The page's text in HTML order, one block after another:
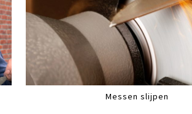
Messen slijpen